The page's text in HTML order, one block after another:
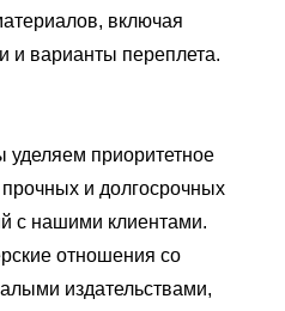
включая
и варианты переплета.
приоритетное
и долгосрочных
с нашими клиентами.
отношения со
издательствами,